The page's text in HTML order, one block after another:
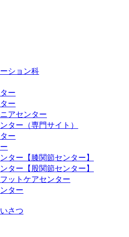
ション科
ー
ー
アセンター
ター（専門サイト）
ー
ター【膝関節センター】
ター【股関節センター】
ットケアセンター
ター
さつ